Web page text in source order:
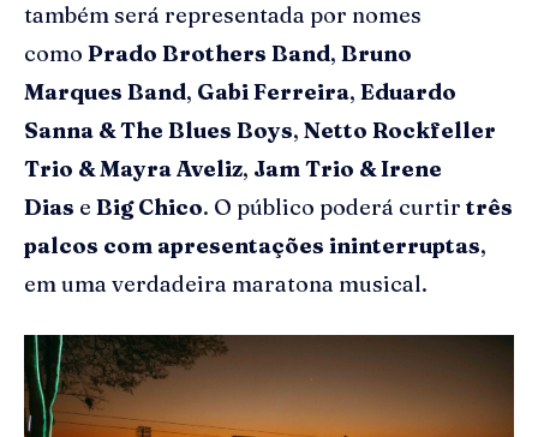
também será representada por nomes
como Prado Brothers Band, Bruno
Marques Band, Gabi Ferreira, Eduardo
Sanna & The Blues Boys, Netto Rockfeller
Trio & MayraAveliz, Jam Trio & Irene
Dias e Big Chico. O público poderá curtir três
palcos com apresentações ininterruptas,
em uma verdadeira maratona musical.